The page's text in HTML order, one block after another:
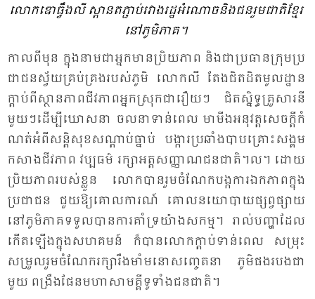
លោក​ឌោ​ធ្វឹង​លី ស្ពាន​តភ្ជាប់​រវាង​រដ្ឋ​អំ​ណោច​និង​ជន​រួម​ជាតិ​ខ្មែរ​
នៅ​ភូមិ​ភាគ។
កាល​ពី​មុន ក្នុង​នាម​ជា​អ្នក​មាន​ប្រិយ​ភាព និង​ជា​ប្រ​ធាន​ក្រុម​ប្រ​
ជា​ជន​ស្វ័យ​គ្រប់​គ្រង​របស់​ភូមិ លោក​លី តែង​ជិត​ដិត​មូល​ដ្ឋាន
ក្តាប់​ពី​ស្ថាន​ភាព​ជីវ​ភាព​អ្នក​ស្រុក​ជា​រឿយៗ ជិត​ស្និទ្ធ​គ្រួ​សារ​នី​
មួយៗ​ដើម្បី​ឃោស​នា ចល​នា​ទាន់​ពេល មា​មីង​អនុវត្ត​សេចក្តី​កំ​
ណត់​អំ​ពី​សន្តិ​សុខ​សណ្តាប់​ធ្នាប់ បង្ការ​ប្រ​ឆាំង​បាប​គ្រោះ​សង្គម
កសាង​ជីវ​ភាព វប្ប​ធម៌ រក្សា​អត្ត​សញ្ញាណ​ជន​ជាតិ​។ល។ ដោយ​
ប្រិយ​ភាព​របស់​ខ្លួន លោក​បាន​រួម​ចំ​ណែក​បង្ក​ការ​ឯក​ភាព​ក្នុង​
ប្រ​ជា​ជន ជួយ​ឱ្យ​គោល​ការណ៍ គោល​នយោ​បាយ​ផ្សព្វ​ផ្សាយ​
នៅ​ភូមិ​ភាគ​ទទួល​បាន​ការ​គាំ​ទ្រ​យ៉ាង​សកម្ម។ រាល់​បញ្ហា​ដែល​
កើត​ឡើង​ក្នុង​សហ​គមន៍ ក៏​បាន​លោក​ក្តាប់​ទាន់​ពេល សម្រុះ​
សម្រួល​រួម​ចំ​ណែក​រក្សា​រឹង​មាំ​មនោ​សញ្ចេត​នា ភូមិ​ផង​របង​ជា​
មួយ ពង្រឹង​ផែន​មហា​សាម​គ្គី​ទូ​ទាំង​ជន​ជាតិ។